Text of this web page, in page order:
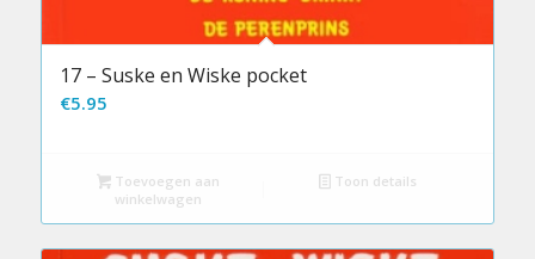
17 – Suske en Wiske pocket
€5.95
Toevoegen aan
winkelwagen
Toon details